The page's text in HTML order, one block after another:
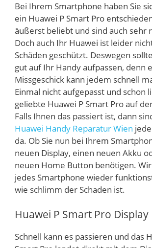
Bei Ihrem Smartphone haben Sie
ein Huawei P Smart Pro
äußerst beliebt und sind auch sehr
Doch auch Ihr Huawei ist leider
Schäden geschützt. Deswegen
gut auf Ihr Handy aufpassen, denn
Missgeschick kann jedem schnell
Einmal nicht aufgepasst und schon
geliebte Huawei P Smart Pro auf
Falls Ihnen das passiert ist, dann
Huawei Handy Reparatur Wien
da. Ob Sie nun bei Ihrem
neuen Display, einen neuen Akku
neuen Home Button benötigen.
jedes Smartphone wieder
wie schlimm der Schaden ist.
Huawei P Smart Pro
Schnell kann es passieren und das